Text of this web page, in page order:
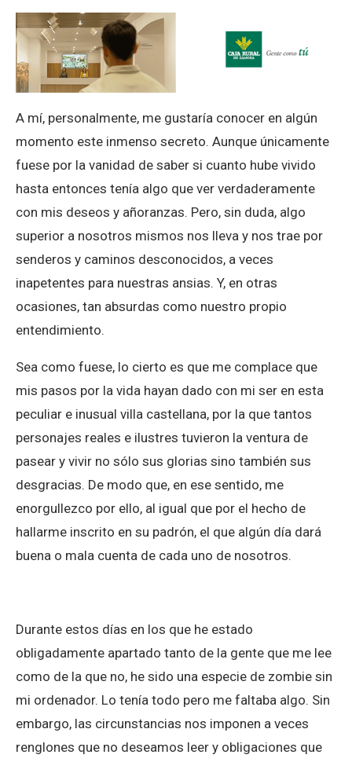
A mí, personalmente, me gustaría conocer en algún
momento este inmenso secreto. Aunque únicamente
fuese por la vanidad de saber si cuanto hube vivido
hasta entonces tenía algo que ver verdaderamente
con mis deseos y añoranzas. Pero, sin duda, algo
superior a nosotros mismos nos lleva y nos trae por
senderos y caminos desconocidos, a veces
inapetentes para nuestras ansias. Y, en otras
ocasiones, tan absurdas como nuestro propio
entendimiento.
Sea como fuese, lo cierto es que me complace que
mis pasos por la vida hayan dado con mi ser en esta
peculiar e inusual villa castellana, por la que tantos
personajes reales e ilustres tuvieron la ventura de
pasear y vivir no sólo sus glorias sino también sus
desgracias. De modo que, en ese sentido, me
enorgullezco por ello, al igual que por el hecho de
hallarme inscrito en su padrón, el que algún día dará
buena o mala cuenta de cada uno de nosotros.
Durante estos días en los que he estado
obligadamente apartado tanto de la gente que me lee
como de la que no, he sido una especie de zombie sin
mi ordenador. Lo tenía todo pero me faltaba algo. Sin
embargo, las circunstancias nos imponen a veces
renglones que no deseamos leer y obligaciones que